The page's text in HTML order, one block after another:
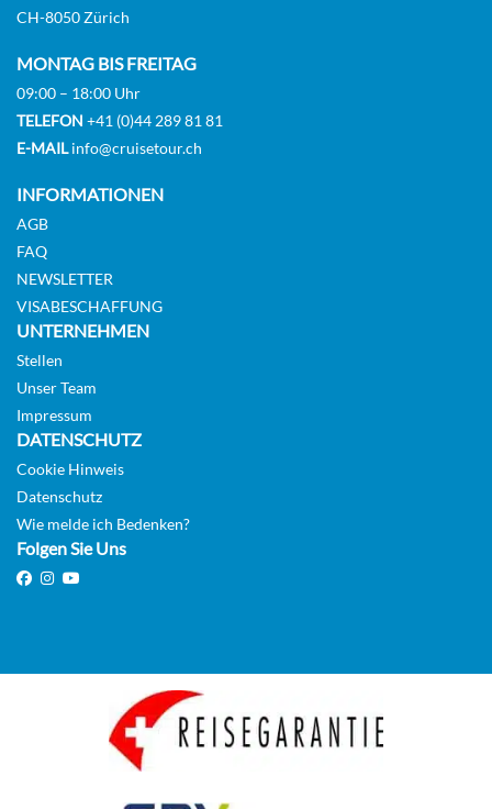
CH-8050 Zürich
MONTAG BIS FREITAG
09:00 – 18:00 Uhr
TELEFON +41 (0)44 289 81 81
E-MAILinfo@cruisetour.ch
INFORMATIONEN
AGB
FAQ
NEWSLETTER
VISABESCHAFFUNG
UNTERNEHMEN
Stellen
Unser Team
Impressum
DATENSCHUTZ
Cookie Hinweis
Datenschutz
Wie melde ich Bedenken?
Folgen Sie Uns